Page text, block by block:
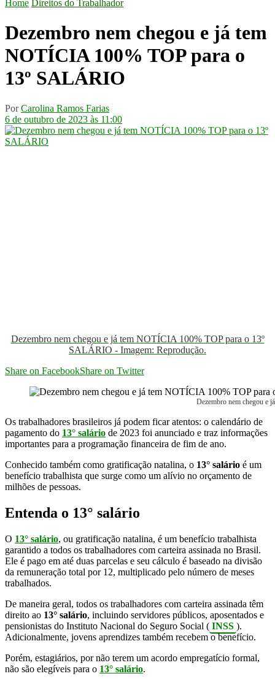
Home Direitos do Trabalhador
Dezembro nem chegou e já tem
NOTÍCIA 100% TOP para o
13º SALÁRIO
Por Carolina Ramos Farias
6 de outubro de 2023 às 11:00
Dezembro nem chegou e já tem NOTÍCIA 100% TOP para o 13º
SALÁRIO - Imagem: Reprodução.
Share on FacebookShare on Twitter
Dezembro nem chegou e
Os trabalhadores brasileiros já podem ficar atentos: o calendário de
pagamento do 13° salário de 2023 foi anunciado e traz informações
importantes para a programação financeira de fim de ano.
Conhecido também como gratificação natalina, o 13° salário é um
benefício trabalhista que surge como um alívio no orçamento de
milhões de pessoas.
Entenda o 13° salário
O 13° salário, ou gratificação natalina, é um benefício trabalhista
garantido a todos os trabalhadores com carteira assinada no Brasil.
Ele é pago em até duas parcelas e seu cálculo é baseado na divisão
da remuneração total por 12, multiplicado pelo número de meses
trabalhados.
De maneira geral, todos os trabalhadores com carteira assinada têm
direito ao 13° salário, incluindo servidores públicos, aposentados e
pensionistas do Instituto Nacional do Seguro Social ( INSS ).
Adicionalmente, jovens aprendizes também recebem o benefício.
Porém, estagiários, por não terem um acordo empregatício formal,
não são elegíveis para o 13° salário.